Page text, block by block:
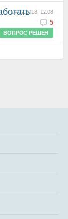
24.02.2018, 12:08
5
ВОПРОС РЕШЕН